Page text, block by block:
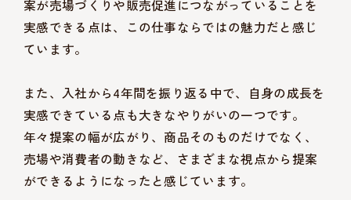
案が売場づくりや販売促進につながっていることを
実感できる点は、この仕事ならではの魅力だと感じ
ています。
また、入社から4年間を振り返る中で、自身の成長を
実感できている点も大きなやりがいの一つです。
年々提案の幅が広がり、商品そのものだけでなく、
売場や消費者の動きなど、さまざまな視点から提案
ができるようになったと感じています。